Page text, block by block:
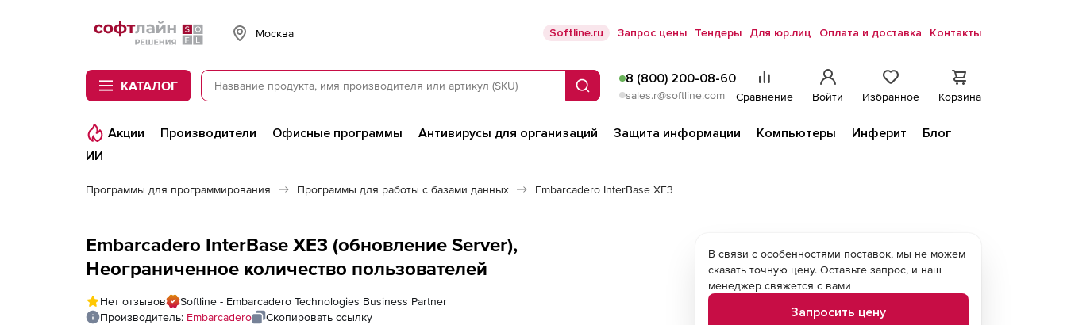
Softline
Москва Softline.ru Запрос цены Тендеры Для юр.лиц Оплата и доставка Контакты
КАТАЛОГ Поиск
8 (800) 200-08-60
sales.r@softline.com Сравнение Войти Избранное Корзина
Акции Производители Офисные программы Антивирусы для организаций Защита информации Компьютеры Инферит
Блог
ИИ
Программы для программирования Программы для работы с базами данных Embarcadero InterBase XE3
Embarcadero InterBase XE3 (обновление Server),
Неограниченное количество пользователей
Нет отзывов
Softline - Embarcadero Technologies Business Partner
Производитель: Embarcadero Скопировать ссылку
В связи с особенностями поставок, мы не можем
сказать точную цену. Оставьте запрос, и наш
менеджер свяжется с вами
Запросить цену